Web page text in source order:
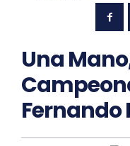
Una
Fernando